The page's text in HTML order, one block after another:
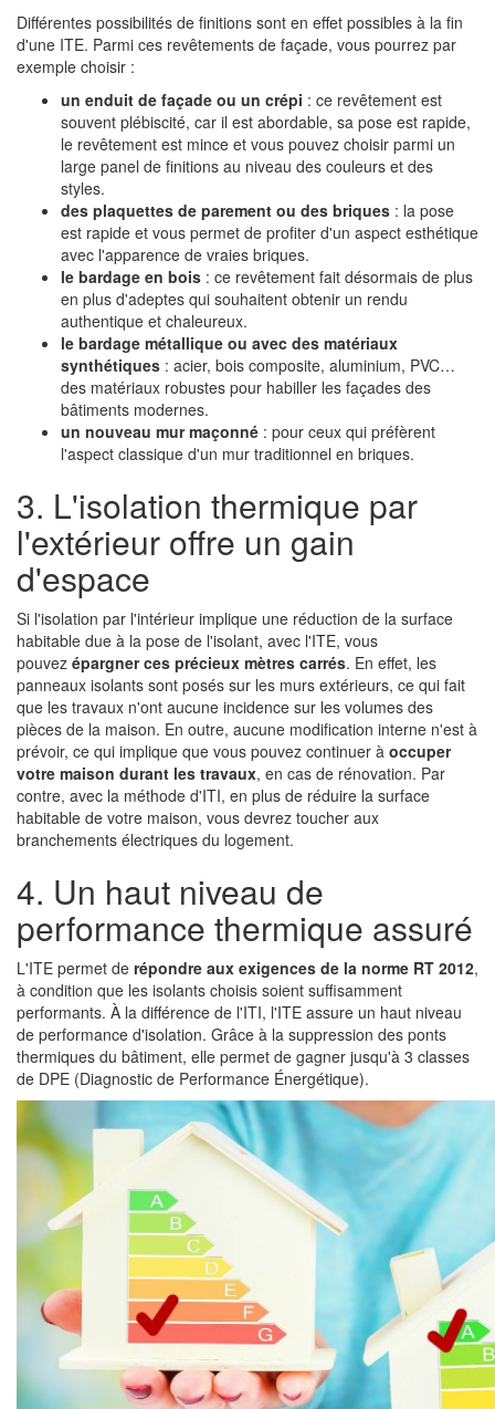
Différentes possibilités de finitions sont en effet possibles à la fin
d'une ITE. Parmi ces revêtements de façade, vous pourrez par
exemple choisir :
un enduit de façade ou un crépi : ce revêtement est
souvent plébiscité, car il est abordable, sa pose est rapide,
le revêtement est mince et vous pouvez choisir parmi un
large panel de finitions au niveau des couleurs et des
styles.
des plaquettes de parement ou des briques : la pose
est rapide et vous permet de profiter d'un aspect esthétique
avec l'apparence de vraies briques.
le bardage en bois : ce revêtement fait désormais de plus
en plus d'adeptes qui souhaitent obtenir un rendu
authentique et chaleureux.
le bardage métallique ou avec des matériaux
synthétiques : acier, bois composite, aluminium, PVC…
des matériaux robustes pour habiller les façades des
bâtiments modernes.
un nouveau mur maçonné : pour ceux qui préfèrent
l'aspect classique d'un mur traditionnel en briques.
3. L'isolation thermique par
l'extérieur offre un gain
d'espace
Si l'isolation par l'intérieur implique une réduction de la surface
habitable due à la pose de l'isolant, avec l'ITE, vous
pouvez épargner ces précieux mètres carrés. En effet, les
panneaux isolants sont posés sur les murs extérieurs, ce qui fait
que les travaux n'ont aucune incidence sur les volumes des
pièces de la maison. En outre, aucune modification interne n'est à
prévoir, ce qui implique que vous pouvez continuer à occuper
votre maison durant les travaux, en cas de rénovation. Par
contre, avec la méthode d'ITI, en plus de réduire la surface
habitable de votre maison, vous devrez toucher aux
branchements électriques du logement.
4. Un haut niveau de
performance thermique assuré
L'ITE permet de répondre aux exigences de la norme RT 2012,
à condition que les isolants choisis soient suffisamment
performants. À la différence de l'ITI, l'ITE assure un haut niveau
de performance d'isolation. Grâce à la suppression des ponts
thermiques du bâtiment, elle permet de gagner jusqu'à 3 classes
de DPE (Diagnostic de Performance Énergétique).